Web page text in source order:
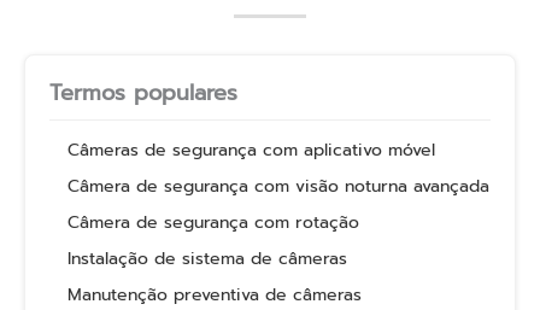
Termos populares
Câmeras de segurança com aplicativo móvel
Câmera de segurança com visão noturna avançada
Câmera de segurança com rotação
Instalação de sistema de câmeras
Manutenção preventiva de câmeras